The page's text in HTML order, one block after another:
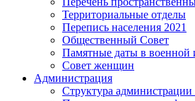
Территориальные отделы
Перепись населения 2021
Общественный Совет
Памятные даты в военной
Совет женщин
Администрация
Структура администрации